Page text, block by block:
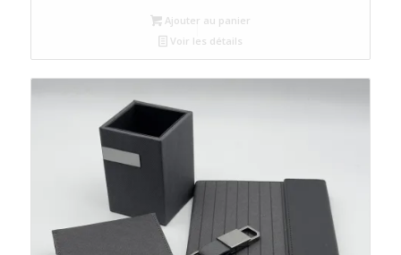
Ajouter au panier
Voir les détails